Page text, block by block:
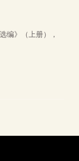
编》（上册），